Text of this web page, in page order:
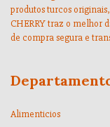
produtos turcos
CHERRY traz o melhor
de compra segura e
Alimenticios